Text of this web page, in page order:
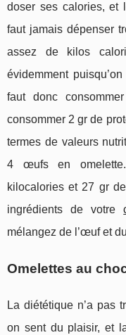
doser ses calories,
faut jamais dépenser
assez de kilos
évidemment
faut donc
consommer 2 gr de
termes de valeurs
4 œufs en
kilocalories et 27 gr
ingrédients de votre
mélangez de l’œuf et
Omelettes au
La diététique n’a pas
on sent du plaisir, et